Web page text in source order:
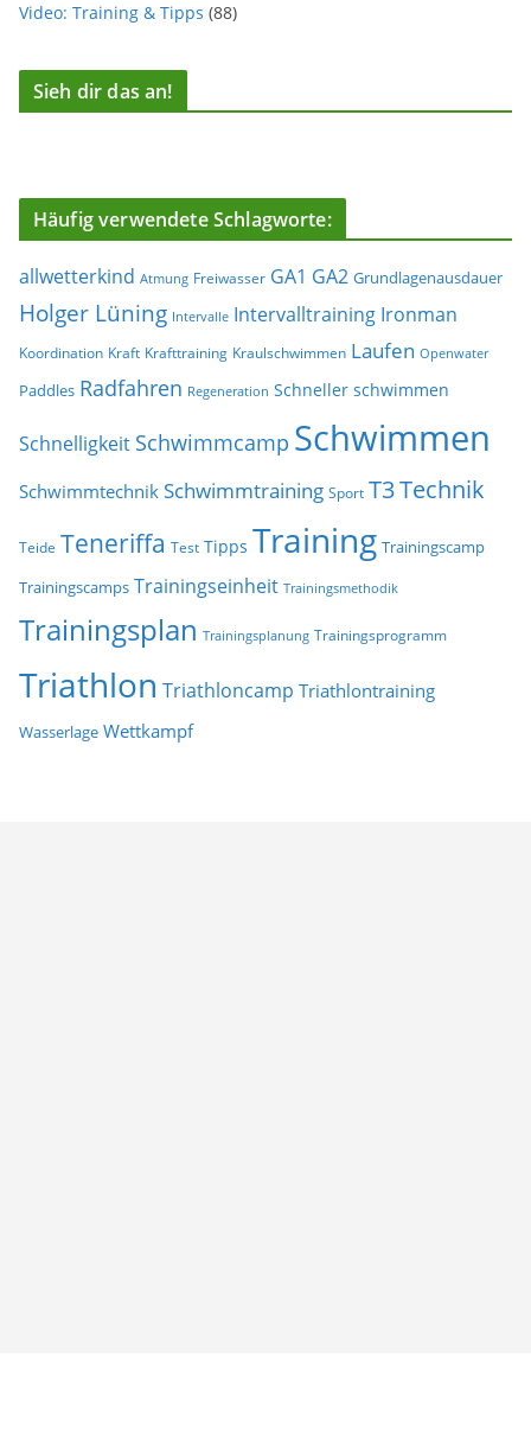
Video: Training & Tipps (88)
Sieh dir das an!
Häufig verwendete Schlagworte:
allwetterkind Atmung Freiwasser GA1 GA2 Grundlagenausdauer
Holger Lüning Intervalle Intervalltraining Ironman
Koordination Kraft Krafttraining Kraulschwimmen Laufen Openwater
Paddles Radfahren Regeneration Schneller schwimmen
Schnelligkeit Schwimmcamp Schwimmen
Schwimmtechnik Schwimmtraining Sport T3Technik
Teide Teneriffa Test Tipps Training Trainingscamp
Trainingscamps Trainingseinheit Trainingsmethodik
Trainingsplan Trainingsplanung Trainingsprogramm
Triathlon Triathloncamp Triathlontraining
Wasserlage Wettkampf